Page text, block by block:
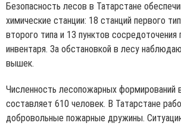
Безопасность лесов в Татарстане
химические станции: 18 станций первого
второго типа и 13 пунктов сосредоточения
инвентаря. За обстановкой в лесу
вышек.
Численность лесопожарных формирований
составляет 610 человек. В Татарстане
добровольные пожарные дружины.